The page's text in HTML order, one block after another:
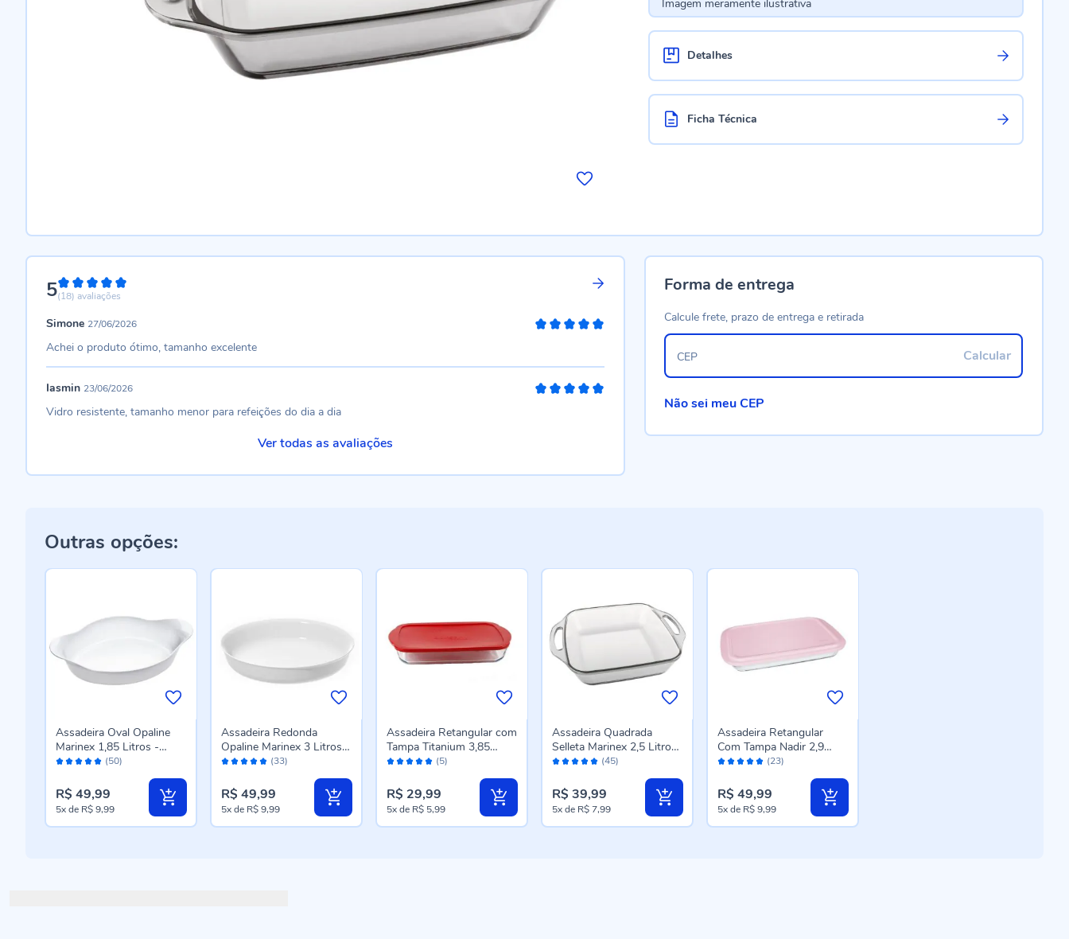
Imagem meramente ilustrativa
Detalhes
Ficha Técnica
5100%
(18) avaliações
Simone 27/06/2026
Achei o produto ótimo, tamanho excelente
Iasmin 23/06/2026
Vidro resistente, tamanho menor para refeições do dia a dia
Ver todas as avaliações
Forma de entrega
Calcule frete, prazo de entrega e retirada
Calcular
CEP
Não sei meu CEP
Outras opções:
Avaliação: (50)
Assadeira Oval Opaline
Marinex 1,85 Litros -
Branca
R$ 49,99
5xde R$ 9,99
Avaliação: (33)
Assadeira Redonda
Opaline Marinex 3 Litros -
Branca
R$ 49,99
5xde R$ 9,99
Avaliação: (5)
Assadeira Retangular com
Tampa Titanium 3,85
Litros - Vidro
R$ 29,99
5xde R$ 5,99
Avaliação: (45)
Assadeira Quadrada
Selleta Marinex 2,5 Litros
- Vidro
R$ 39,99
5xde R$ 7,99
Avaliação: (23)
Assadeira Retangular
Com Tampa Nadir 2,9
Litros - Rosa
R$ 49,99
5xde R$ 9,99